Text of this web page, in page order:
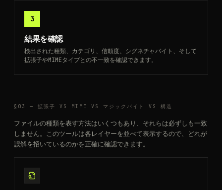
3
結果を確認
検出された種類、カテゴリ、信頼度、シグネチャバイト、そして
拡張子やMIMEタイプとの不一致を確認できます。
§03 — 拡張子 VS MIME VS マジックバイト VS 構造
ファイルの種類を表す方法はいくつもあり、それらは必ずしも一致
しません。このツールは各レイヤーを並べて表示するので、どれが
誤解を招いているのかを正確に確認できます。